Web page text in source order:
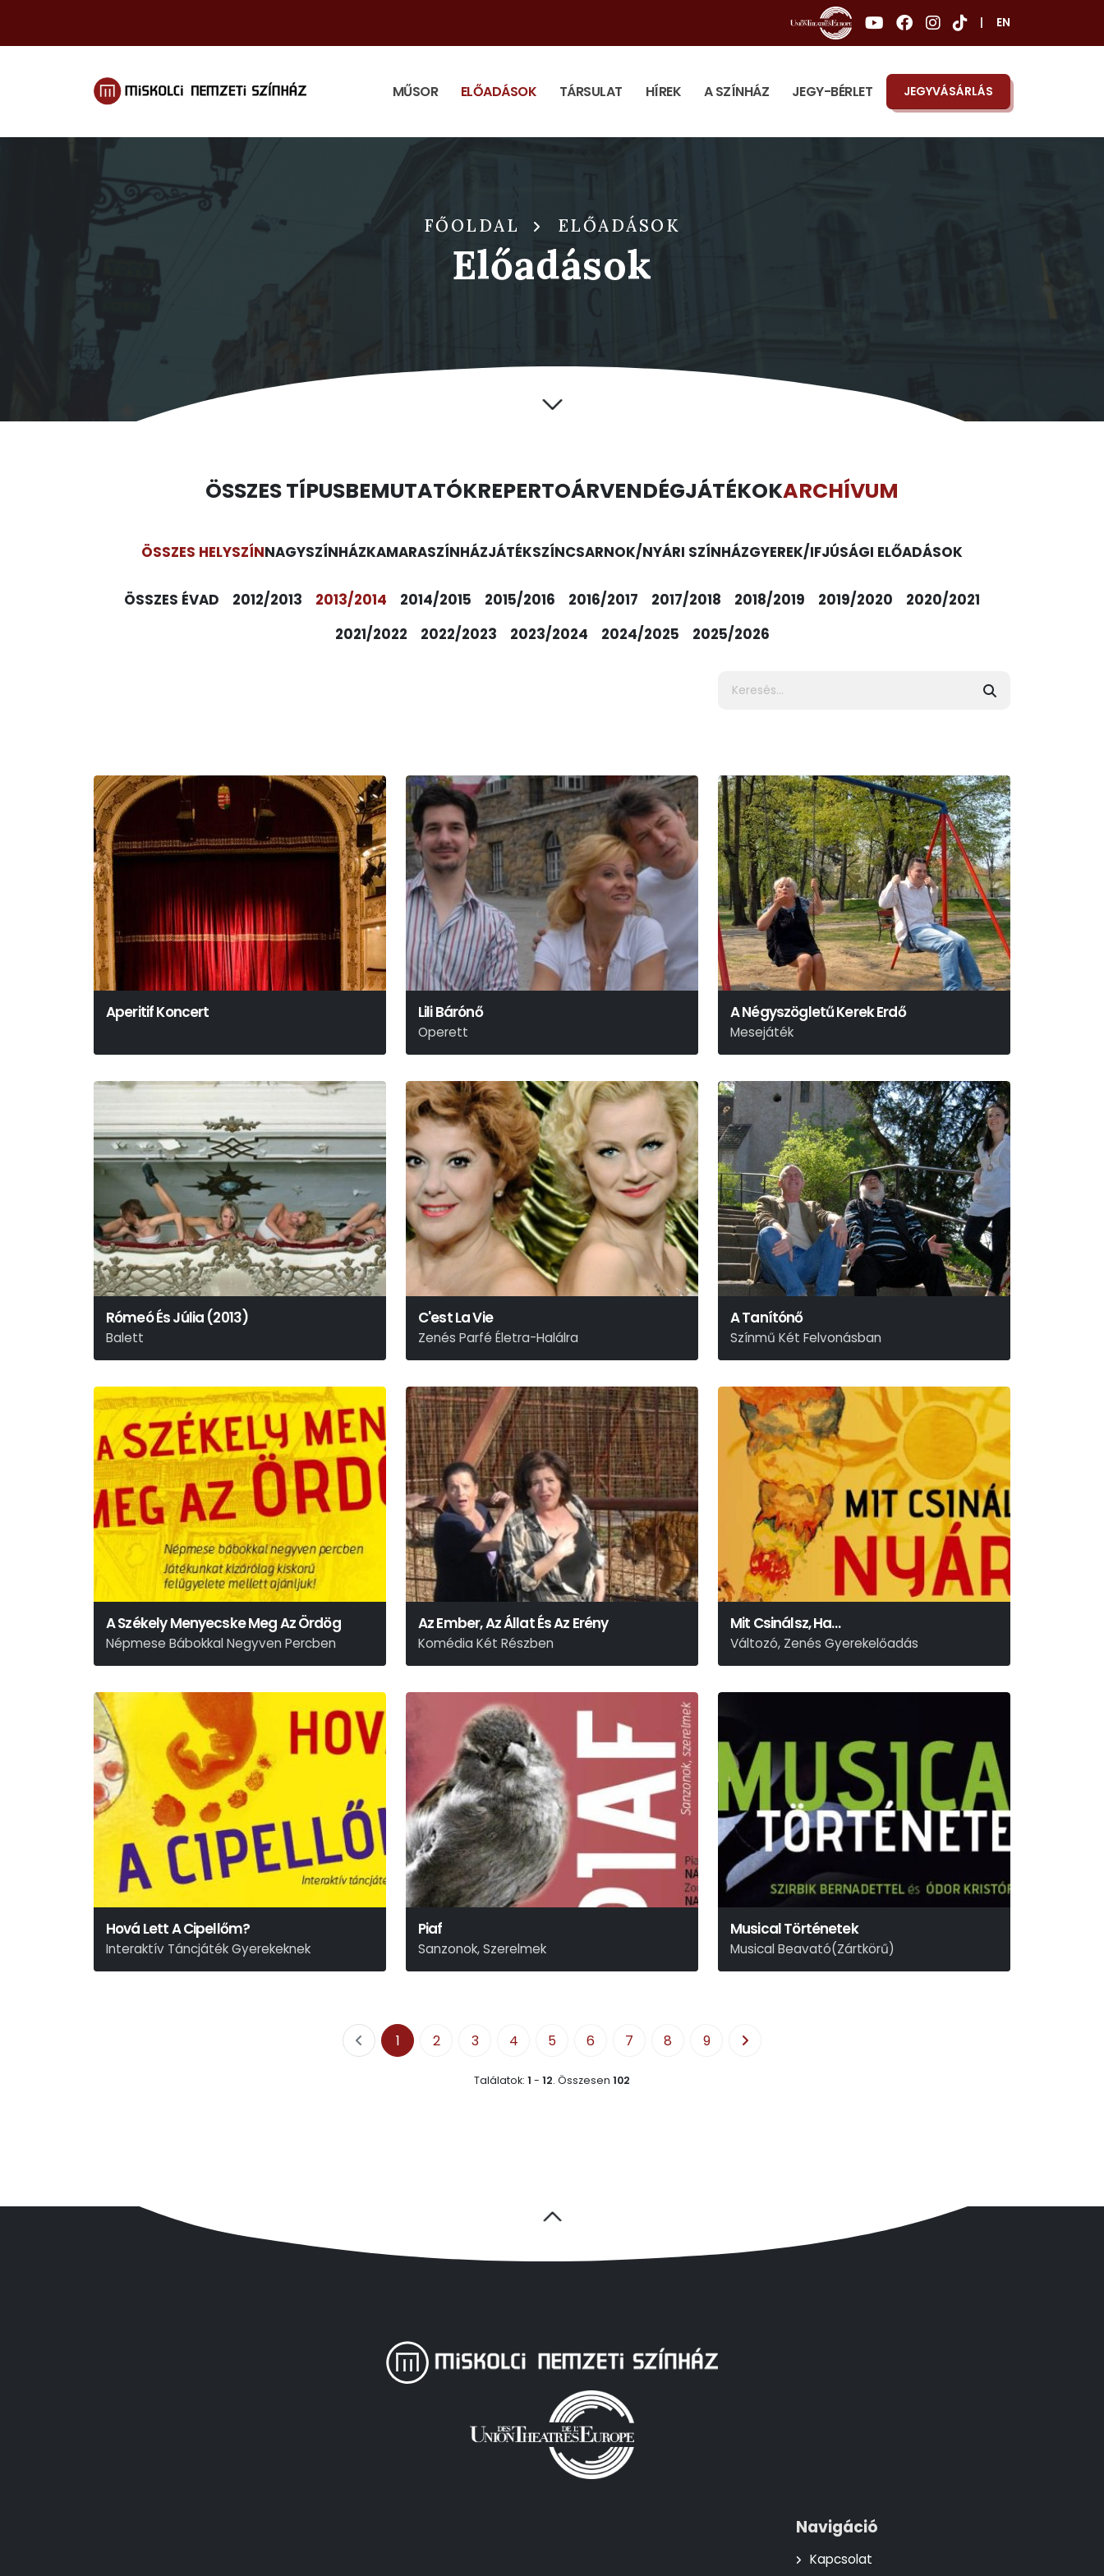
EN
MŰSOR ELŐADÁSOK TÁRSULAT HÍREK A SZÍNHÁZ JEGY-BÉRLET JEGYVÁSÁRLÁS
FŐOLDAL ELŐADÁSOK
Előadások
ÖSSZES TÍPUSBEMUTATÓKREPERTOÁRVENDÉGJÁTÉKOKARCHÍVUM
ÖSSZES HELYSZÍNNAGYSZÍNHÁZKAMARASZÍNHÁZJÁTÉKSZÍNCSARNOK/NYÁRI SZÍNHÁZGYEREK/IFJÚSÁGI ELŐADÁSOK
ÖSSZES ÉVAD 2012/2013 2013/2014 2014/2015 2015/2016 2016/2017 2017/2018 2018/2019 2019/2020
2020/2021
2021/2022
2022/2023 2023/2024 2024/2025 2025/2026
Aperitif Koncert Lili Bárónő
Operett
Huszka Jenő-Martos Ferenc
A Négyszögletű Kerek Erdő
Mesejáték
Lázár Ervin
Rómeó És Júlia (2013)
Balett
Shakespeare-Csajkovszkij
C'est La Vie
Zenés Parfé Életra-Halálra
Gregg Opelka
A Tanítónő
Színmű Két Felvonásban
Bródy Sándor
A Székely Menyecske Meg Az Ördög
Népmese Bábokkal Negyven Percben
Az Ember, Az Állat És Az Erény
Komédia Két Részben
Luigi Pirandello
Mit Csinálsz, Ha…
Változó, Zenés Gyerekelőadás
Hová Lett A Cipellőm?
Interaktív Táncjáték Gyerekeknek
Piaf
Sanzonok, Szerelmek
Musical Történetek
Musical Beavató(Zártkörű)
1 2 3 4 5 6 7 8 9
Találatok: 1 - 12. Összesen 102
Navigáció
Kapcsolat